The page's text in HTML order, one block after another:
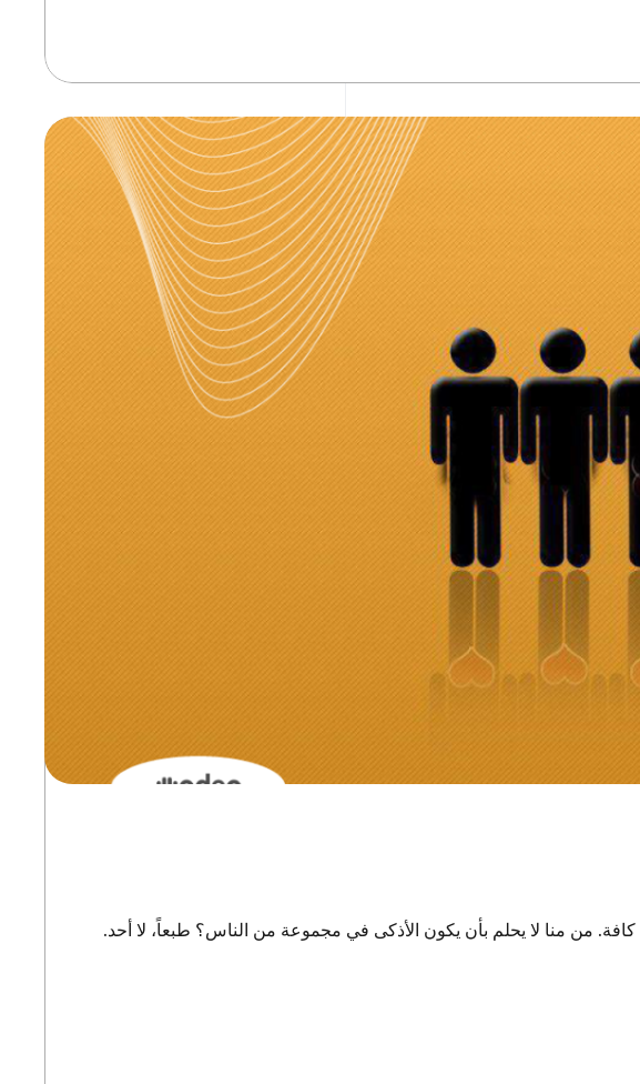
كافة. من منا لا يحلم بأن يكون الأذكى في مجموعة من الناس؟ طبعاً، لا أحد.